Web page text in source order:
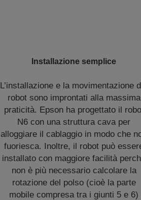
Installazione semplice
L’installazione e la movimentazione
robot sono improntati alla massima
praticità. Epson ha progettato il
N6 con una struttura cava per
alloggiare il cablaggio in modo che
fuoriesca. Inoltre, il robot può
installato con maggiore facilità
non è più necessario calcolare la
rotazione del polso (cioè la parte
mobile compresa tra i giunti 5 e 6)